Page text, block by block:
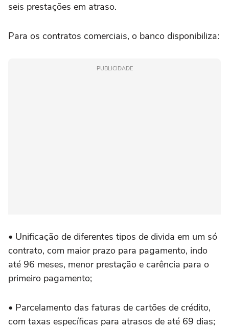
seis prestações em atraso.
Para os contratos comerciais, o banco disponibiliza:
PUBLICIDADE
• Unificação de diferentes tipos de divida em um só
contrato, com maior prazo para pagamento, indo
até 96 meses, menor prestação e carência para o
primeiro pagamento;
• Parcelamento das faturas de cartões de crédito,
com taxas específicas para atrasos de até 69 dias;